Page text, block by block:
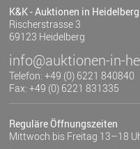
K&K - Auktionen in Heidelberg
Rischerstrasse 3
69123 Heidelberg
info@auktionen-in-
Telefon: +49 (0) 6221 840840
Fax: +49 (0) 6221 831335
Reguläre Öffnungszeiten
Mittwoch bis Freitag 13–18